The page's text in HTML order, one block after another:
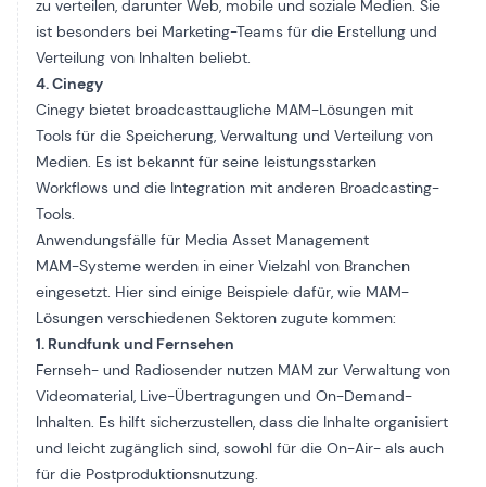
zu verteilen, darunter Web, mobile und soziale Medien. Sie
ist besonders bei Marketing-Teams für die Erstellung und
Verteilung von Inhalten beliebt.
4. Cinegy
Cinegy bietet broadcasttaugliche MAM-Lösungen mit
Tools für die Speicherung, Verwaltung und Verteilung von
Medien. Es ist bekannt für seine leistungsstarken
Workflows und die Integration mit anderen Broadcasting-
Tools.
Anwendungsfälle für Media Asset Management
MAM-Systeme werden in einer Vielzahl von Branchen
eingesetzt. Hier sind einige Beispiele dafür, wie MAM-
Lösungen verschiedenen Sektoren zugute kommen:
1. Rundfunk und Fernsehen
Fernseh- und Radiosender nutzen MAM zur Verwaltung von
Videomaterial, Live-Übertragungen und On-Demand-
Inhalten. Es hilft sicherzustellen, dass die Inhalte organisiert
und leicht zugänglich sind, sowohl für die On-Air- als auch
für die Postproduktionsnutzung.